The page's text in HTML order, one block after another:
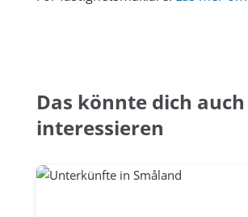
Das könnte dich auch
interessieren